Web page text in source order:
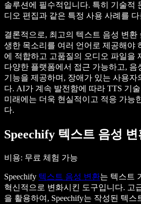
솔루션에 필수적입니다. 특히 기술적
디오 편집과 같은 특정 사용 사례를
결론적으로, 최고의 텍스트 음성 변환
생한 목소리를 여러 언어로 제공해야
에 적합하고 고품질의 오디오 파일을
다양한 플랫폼에서 접근 가능하고, 음
기능을 제공하며, 장애가 있는 사용자
다. AI가 계속 발전함에 따라 TTS 기
미래에는 더욱 현실적이고 적응 가능
다.
Speechify 텍스트 음성 변
비용: 무료 체험 가능
Speechify 텍스트 음성 변환는 텍스트
혁신적으로 변화시킨 도구입니다. 고
을 활용하여, Speechify는 작성된 텍